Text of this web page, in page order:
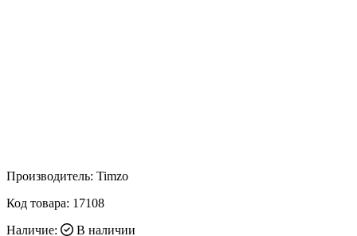
Производитель: Timzo
Код товара: 17108
Наличие:
В наличии